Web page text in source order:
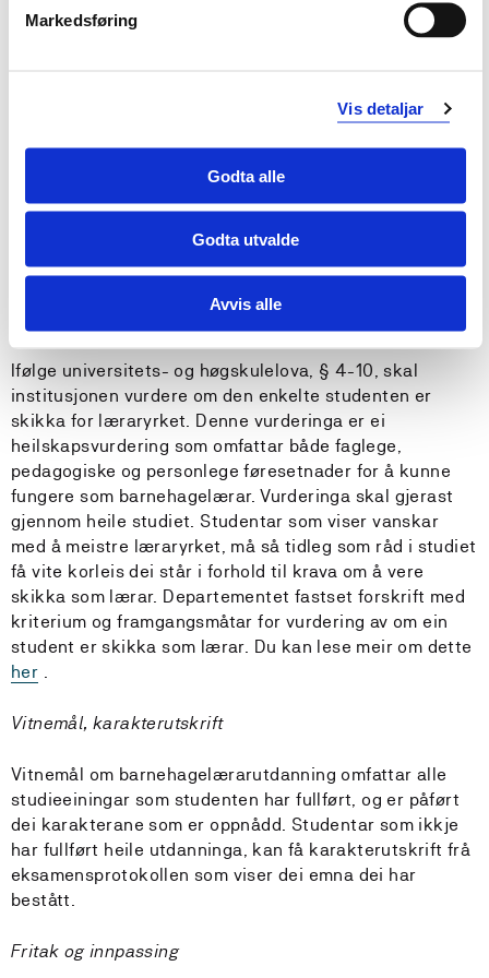
Markedsføring
Vis detaljar
Godta alle
Godta utvalde
Avvis alle
bestått, og karakter vert gitt i kvart praksisemne.
Praksiskarakteren vert fastsett i eit samarbeid mellom
praksislærar, styrar profesjonsrettleiar og faglærarar.
setje praksiskarakteren. Dei ti dagane praksis i
fordjupingseininga vert vurdert som ei forprøve.
Vurdering av om ein student er skikka som
Ifølge universitets- og høgskulelova, § 4-10, skal
institusjonen vurdere om den enkelte studenten er
skikka for læraryrket. Denne vurderinga er ei
heilskapsvurdering som omfattar både faglege,
pedagogiske og personlege føresetnader for å kunne
fungere som barnehagelærar. Vurderinga skal gjerast
gjennom heile studiet. Studentar som viser vanskar
med å meistre læraryrket, må så tidleg som råd i studiet
få vite korleis dei står i forhold til krava om å vere
skikka som lærar. Departementet fastset forskrift med
kriterium og framgangsmåtar for vurdering av om ein
student er skikka som lærar. Du kan lese meir om dette
her .
Vitnemål, karakterutskrift
Vitnemål om barnehagelærarutdanning omfattar alle
studieeiningar som studenten har fullført, og er påført
dei karakterane som er oppnådd. Studentar som ikkje
har fullført heile utdanninga, kan få karakterutskrift frå
eksamensprotokollen som viser dei emna dei har
bestått.
Fritak og innpassing